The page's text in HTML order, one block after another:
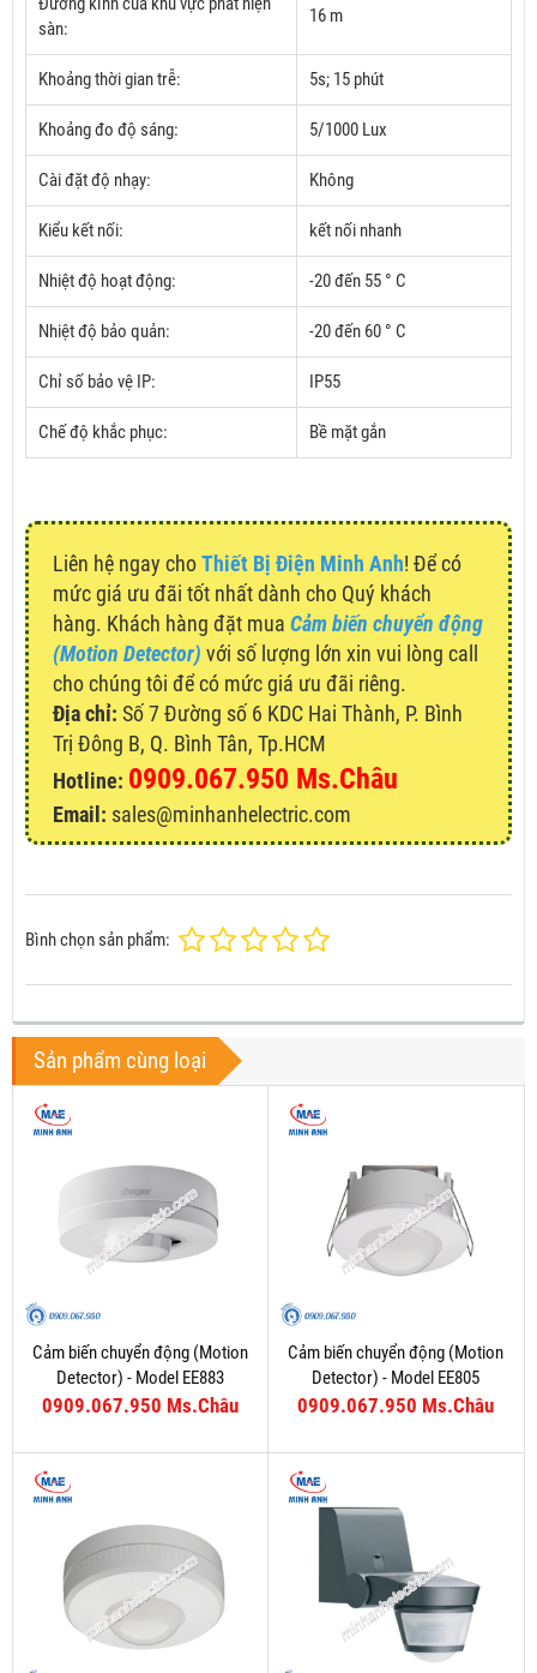
sàn:
16 m
Khoảng thời gian trễ: 5s; 15 phút
Khoảng đo độ sáng: 5/1000 Lux
Cài đặt độ nhạy: Không
Kiểu kết nối: kết nối nhanh
Nhiệt độ hoạt động: -20 đến 55 ° C
Nhiệt độ bảo quản: -20 đến 60 ° C
Chỉ số bảo vệ IP: IP55
Chế độ khắc phục: Bề mặt gắn
Liên hệ ngay choThiết Bị Điện Minh Anh! Để có
mức giá ưu đãi tốt nhất dành cho Quý khách
hàng. Khách hàng đặt mua Cảm biến chuyển động
(Motion Detector) với số lượng lớn xin vui lòng call
cho chúng tôi để có mức giá ưu đãi riêng.
Địa chỉ: Số 7 Đường số 6 KDC Hai Thành, P. Bình
Trị Đông B, Q. Bình Tân, Tp.HCM
Hotline: 0909.067.950 Ms.Châu
Email: sales@minhanhelectric.com
Bình chọn sản phẩm:
Sản phẩm cùng loại
Cảm biến chuyển động (Motion
Detector) - Model EE883
0909.067.950 Ms.Châu
Cảm biến chuyển động (Motion
Detector) - Model EE805
0909.067.950 Ms.Châu